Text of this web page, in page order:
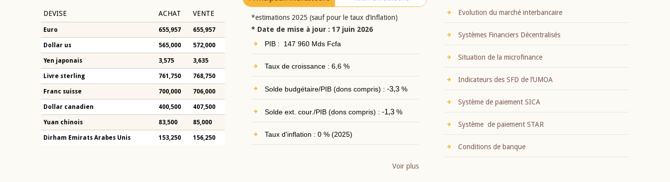
DEVISE ACHAT VENTE
Euro 655,957 655,957
Dollar us 565,000 572,000
Yen japonais 3,575 3,635
Livre sterling 761,750 768,750
Franc suisse 700,000 706,000
Dollar canadien 400,500 407,500
Yuan chinois 83,500 85,000
Dirham Emirats Arabes Unis 153,250 156,250
*estimations 2025 (sauf pour le taux d’inflation)
* Date de mise à jour : 17 juin 2026
PIB : 147 960 Mds Fcfa
Taux de croissance : 6,6 %
Solde budgétaire/PIB (dons compris) : -3,3%
Solde ext. cour./PIB (dons compris) : -1,3%
Taux d'inflation : 0 % (2025)
Voir plus
Evolution du marché interbancaire
Systèmes Financiers Décentralisés
Situation de la microfinance
Indicateurs des SFD de l’UMOA
Système de paiement SICA
Système de paiement STAR
Conditions de banque